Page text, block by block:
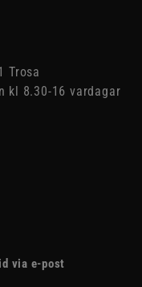
Trosa
kl 8.30-16 vardagar
via e-post